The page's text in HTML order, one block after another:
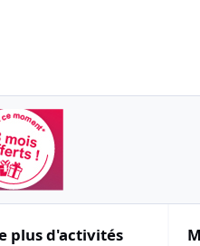
plus d'activités